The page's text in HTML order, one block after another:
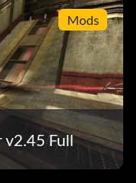
Mods
v2.45 Full